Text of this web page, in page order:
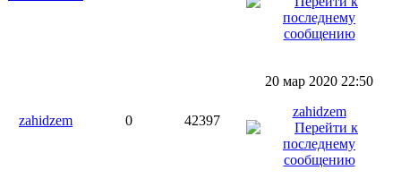
zahidzem 0 42397
20 мар 2020 22:50
zahidzem